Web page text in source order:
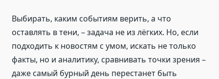
Выбирать, каким событиям верить, а что
оставлять в тени, – задача не из лёгких. Но, если
подходить к новостям с умом, искать не только
факты, но и аналитику, сравнивать точки зрения –
даже самый бурный день перестанет быть